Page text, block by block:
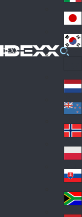
IDEXX
an
y
Ital
y
Jap
an
Ko
Lat
in
A
me
ric
a
Ne
the
rla
nd
s
Ne
w
Ze
ala
nd
No
rw
ay
Pol
an
d
Slo
va
kia
So